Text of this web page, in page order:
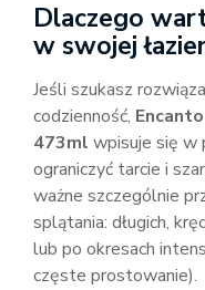
Dlaczego
w swojej
Jeśli szukasz
codzienność,
473ml wpisuje się w
ograniczyć tarcie i
ważne szczególnie
splątania: długich,
lub po okresach
częste prostowanie).